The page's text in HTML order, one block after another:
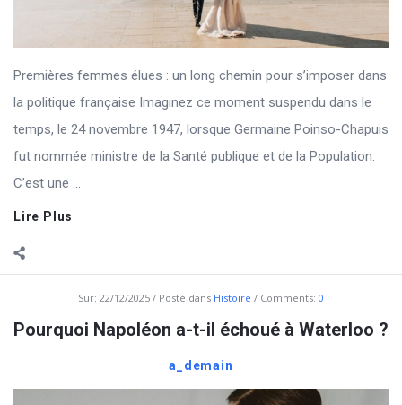
Premières femmes élues : un long chemin pour s’imposer dans
la politique française Imaginez ce moment suspendu dans le
temps, le 24 novembre 1947, lorsque Germaine Poinso-Chapuis
fut nommée ministre de la Santé publique et de la Population.
C’est une ...
Lire Plus
Sur: 22/12/2025 Posté dans Histoire Comments: 0
Pourquoi Napoléon a-t-il échoué à Waterloo ?
a_demain